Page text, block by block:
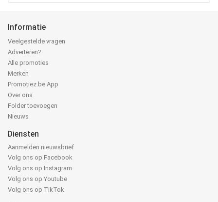
Informatie
Veelgestelde vragen
Adverteren?
Alle promoties
Merken
Promotiez.be App
Over ons
Folder toevoegen
Nieuws
Diensten
Aanmelden nieuwsbrief
Volg ons op Facebook
Volg ons op Instagram
Volg ons op Youtube
Volg ons op TikTok